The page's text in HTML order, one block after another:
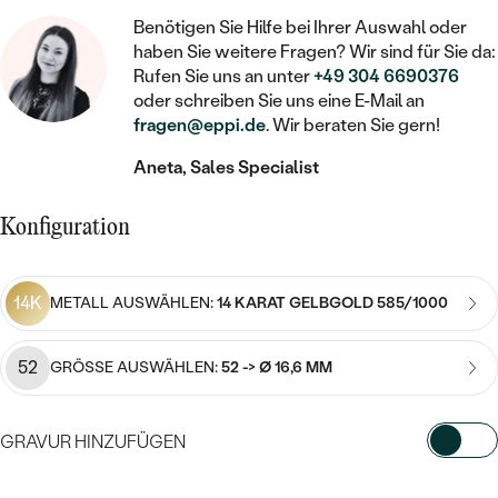
IM SET
GÜNSTIG
LUXURIÖSE
LAB GROWN DIAMANTEN ZUM
EINFASSEN
FARBIGE DIAMANTEN ZUM EINFASSEN
MIT DIAMANT
MIT LAB GROWN DIAMANT
MIT MOISSANIT
MIT FARBIGEN DIAMANTEN
MIT SCHWARZEN DIAMANTEN
SCHMUCK FÜR KINDER
BROSCHEN
SCHMUCKZUBEHÖR
NACH MATERIAL
SILBER
PLATIN
NACH STEIN
PIERCINGS
MIT EDELSTEIN
PERLENOHRRINGE
NACH PREIS
MEDAILLON
KETTEN
HERZKETTEN
MIT DIAMANT
MIT EDELSTEIN
SIEGELRINGE
PERSONALISIERT
NACH EDELSTEIN
MIT DIAMANT
MIT EDELSTEIN
PERLENRINGE
PREISWERTE
Benötigen Sie Hilfe bei Ihrer Auswahl oder
haben Sie weitere Fragen? Wir sind für Sie da:
Rufen Sie uns an unter+49 304 6690376
oder schreiben Sie uns eine E-Mail an
fragen@eppi.de. Wir beraten Sie gern!
Aneta, Sales Specialist
Konfiguration
14K METALL AUSWÄHLEN:14 KARAT GELBGOLD 585/1000
52 GRÖSSE AUSWÄHLEN:52 -> Ø 16,6 MM
GRAVUR HINZUFÜGEN